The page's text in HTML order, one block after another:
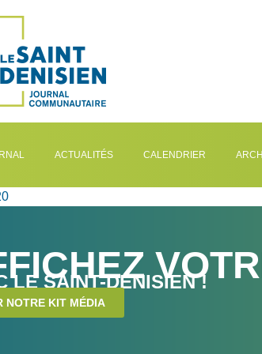
ACTUALITÉS CALENDRIER
LE SAINT-DENISIEN !
NOTRE KIT MÉDIA